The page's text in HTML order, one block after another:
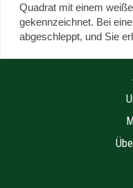
Quadrat mit einem
gekennzeichnet. Bei
abgeschleppt, und Sie